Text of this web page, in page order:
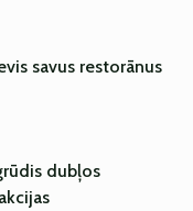
savus restorānus
dubļos